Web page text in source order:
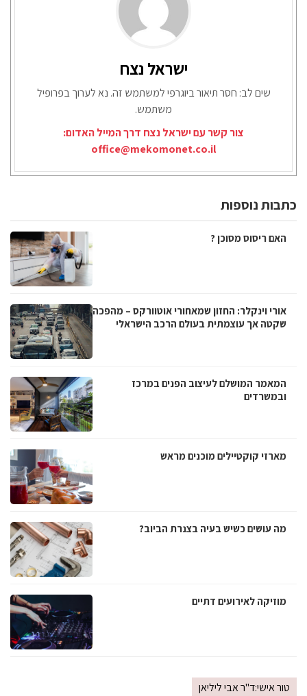
ישראל נצח
שים לב: חסר תיאור ביוגרפי למשתמש זה. נא לערוך בפרופיל
משתמש.
צור קשר עם ישראל נצח דרך המייל האדום:
office@mekomonet.co.il
כתבות נוספות
האם ריסוס מסוכן ?
אורי וינקלר: החזון שמאחורי אוטוורקס – מהפכה
שקטה אך עוצמתית בעולם הרכב הישראלי
המאמר המושלם לעיצוב הפנים במרכז
ובמשרדים
מארזי קוקטיילים מוכנים מראש
מה עושים כשיש בעיה בצנרת הביוב?
מוזיקה לאירועים דתיים
טור אישי:ד"ר אבי ליליאן